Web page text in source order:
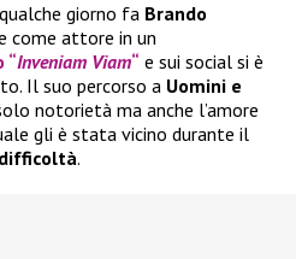
giorno fa Brando
come attore in un
“Inveniam Viam“ e sui social si è
Il suo percorso a Uomini e
notorietà ma anche l’amore
gli è stata vicino durante il
.